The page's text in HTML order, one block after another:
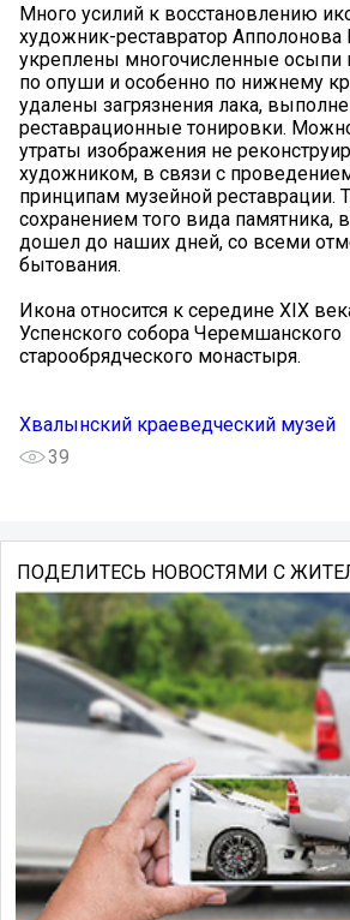
Много усилий к восстановлению
художник-реставратор
укреплены многочисленные осыпи
по опуши и особенно по нижнему
удалены загрязнения лака,
реставрационные тонировки.
утраты изображения не
художником, в связи с
принципам музейной реставрации.
сохранением того вида памятника,
дошел до наших дней, со всеми
бытования.
Икона относится к середине XIX
Успенского собора Черемшанского
старообрядческого монастыря.
Хвалынский краеведческий музей
39
ПОДЕЛИТЕСЬ НОВОСТЯМИ С